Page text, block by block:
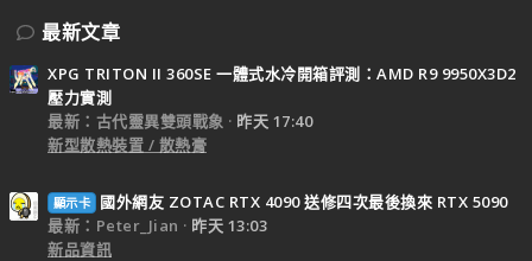
最新文章
XPG TRITON II 360SE 一體式水冷開箱評測：AMD R9 9950X3D2
壓力實測
最新：古代靈異雙頭戰象
昨天 17:40
新型散熱裝置 / 散熱膏
顯示卡
國外網友 ZOTAC RTX 4090 送修四次最後換來 RTX 5090
最新：Peter_Jian
昨天 13:03
新品資訊